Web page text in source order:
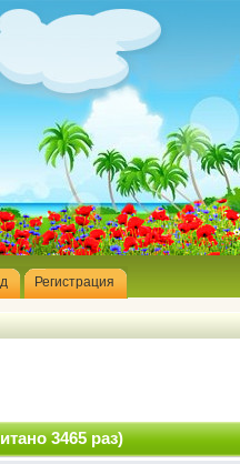
Регистрация
3465 раз)